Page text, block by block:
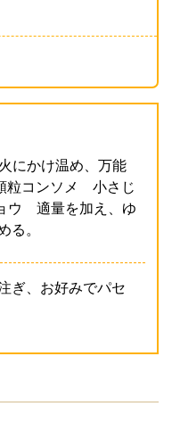
にかけ温め、万能
粒コンソメ 小さじ
ウ 適量を加え、ゆ
る。
ぎ、お好みでパセ